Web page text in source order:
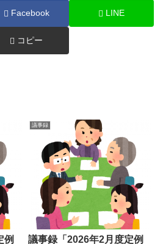
Facebook LINE
コピー
例
議事録
議事録「2026年2月度定例